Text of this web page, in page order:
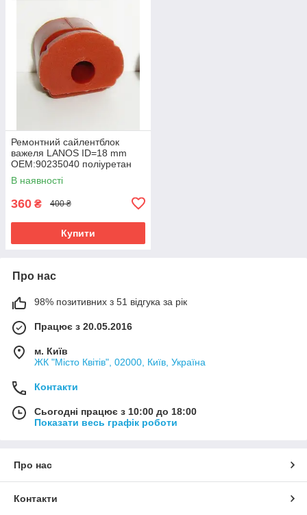
Ремонтний сайлентблок
важеля LANOS ID=18 mm
OEM:90235040 поліуретан
В наявності
360 ₴ 400 ₴
Купити
Про нас
98% позитивних з 51 відгука за рік
Працює з 20.05.2016
м. Київ
ЖК "Місто Квітів", 02000, Київ, Україна
Контакти
Сьогодні працює з 10:00 до 18:00
Показати весь графік роботи
Про нас
Контакти